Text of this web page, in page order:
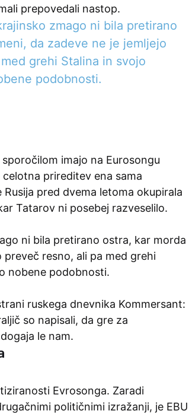
prepovedali nastop.
zmago ni bila pretirano
da zadeve ne je jemljejo
grehi Stalina in svojo
podobnosti.
imajo na Eurosongu
prireditev ena sama
pred dvema letoma okupirala
Tatarov ni posebej razveselilo.
ni bila pretirano ostra, kar morda
preveč resno, ali pa med grehi
nobene podobnosti.
ruskega dnevnika Kommersant:
so napisali, da gre za
le nam.
Evrosonga. Zaradi
političnimi izražanji, je EBU